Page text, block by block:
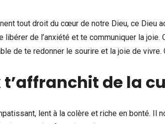
tout droit du cœur de notre Dieu, ce Dieu
libérer de l’anxiété et te communiquer la
de te redonner le sourire et la joie de
t’affranchit de la
lent à la colère et riche en bonté. Il